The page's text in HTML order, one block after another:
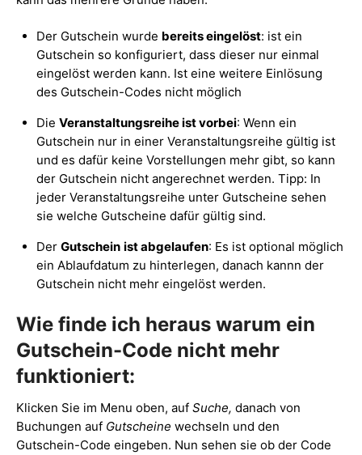
Der Gutschein wurde bereits eingelöst: ist ein
Gutschein so konfiguriert, dass dieser nur einmal
eingelöst werden kann. Ist eine weitere Einlösung
des Gutschein-Codes nicht möglich
Die Veranstaltungsreihe ist vorbei: Wenn ein
Gutschein nur in einer Veranstaltungsreihe gültig ist
und es dafür keine Vorstellungen mehr gibt, so kann
der Gutschein nicht angerechnet werden. Tipp: In
jeder Veranstaltungsreihe unter Gutscheine sehen
sie welche Gutscheine dafür gültig sind.
Der Gutschein ist abgelaufen: Es ist optional möglich
ein Ablaufdatum zu hinterlegen, danach kannn der
Gutschein nicht mehr eingelöst werden.
Wie finde ich heraus warum ein
Gutschein-Code nicht mehr
funktioniert:
Klicken Sie im Menu oben, auf Suche, danach von
Buchungen auf Gutscheine wechseln und den
Gutschein-Code eingeben. Nun sehen sie ob der Code